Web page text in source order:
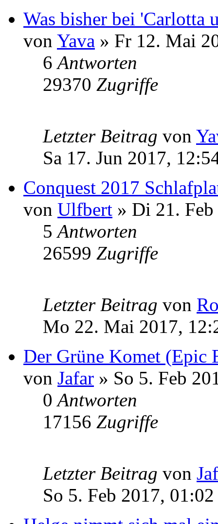
Was bisher bei 'Carlotta
von Yava » Fr 12. Mai
6Antworten
29370 Zugriffe
Letzter Beitrag von
Sa 17. Jun 2017,
Conquest 2017
von Ulfbert » Di 21.
5Antworten
26599 Zugriffe
Letzter Beitrag von
Mo 22. Mai 2017,
Der Grüne Komet (Epic
von Jafar » So 5. Feb
0Antworten
17156 Zugriffe
Letzter Beitrag von
So 5. Feb 2017, 01:02